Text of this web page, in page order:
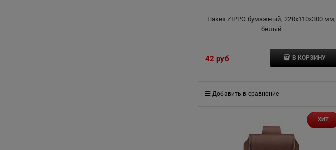
Пакет ZIPPO бумажный, 220x110x300 мм,
белый
42 руб В КОРЗИНУ
Добавить в сравнение
ХИТ